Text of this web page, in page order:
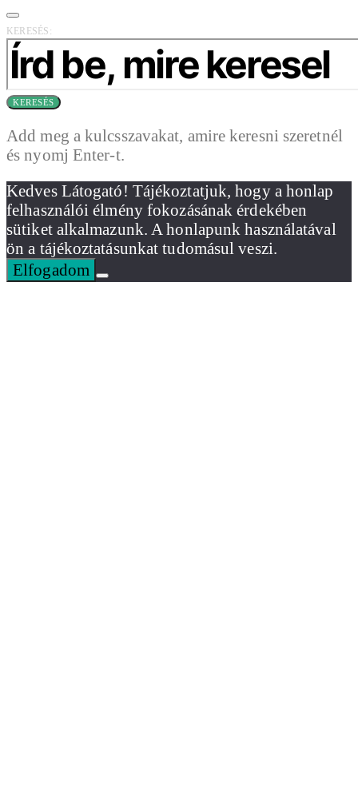
KERESÉS:
KERESÉS
Add meg a kulcsszavakat, amire keresni szeretnél
és nyomj Enter-t.
Kedves Látogató! Tájékoztatjuk, hogy a honlap
felhasználói élmény fokozásának érdekében
sütiket alkalmazunk. A honlapunk használatával
ön a tájékoztatásunkat tudomásul veszi.
Elfogadom